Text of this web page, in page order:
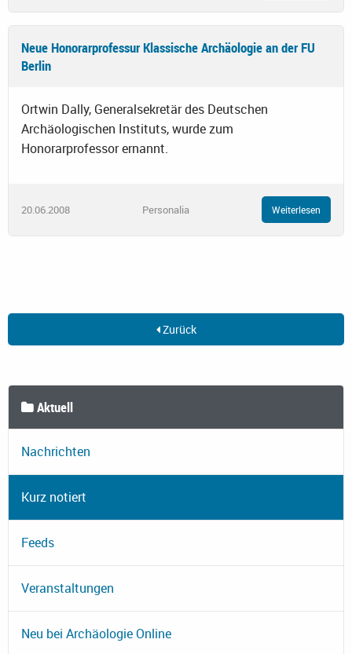
Neue Honorarprofessur Klassische Archäologie an der FU
Berlin
Ortwin Dally, Generalsekretär des Deutschen
Archäologischen Instituts, wurde zum
Honorarprofessor ernannt.
20.06.2008 Personalia Weiterlesen
Zurück
Aktuell
Nachrichten
Kurz notiert
Feeds
Veranstaltungen
Neu bei Archäologie Online